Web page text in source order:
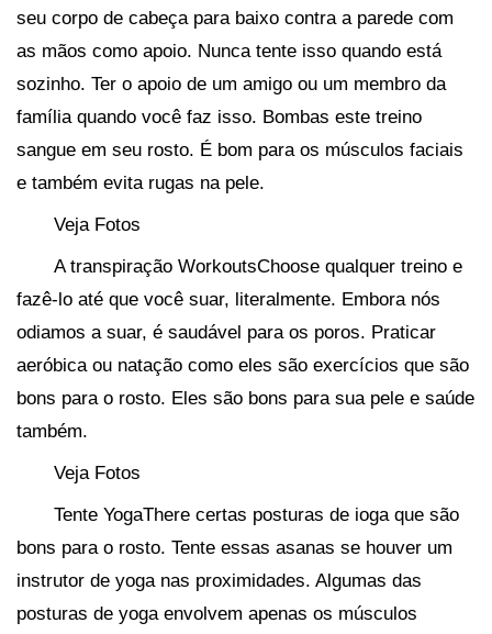
seu corpo de cabeça para baixo contra a parede com
as mãos como apoio. Nunca tente isso quando está
sozinho. Ter o apoio de um amigo ou um membro da
família quando você faz isso. Bombas este treino
sangue em seu rosto. É bom para os músculos faciais
e também evita rugas na pele.
Veja Fotos
A transpiração WorkoutsChoose qualquer treino e
fazê-lo até que você suar, literalmente. Embora nós
odiamos a suar, é saudável para os poros. Praticar
aeróbica ou natação como eles são exercícios que são
bons para o rosto. Eles são bons para sua pele e saúde
também.
Veja Fotos
Tente YogaThere certas posturas de ioga que são
bons para o rosto. Tente essas asanas se houver um
instrutor de yoga nas proximidades. Algumas das
posturas de yoga envolvem apenas os músculos